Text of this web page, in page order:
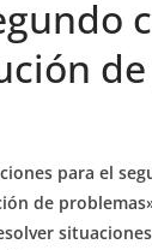
para el
de